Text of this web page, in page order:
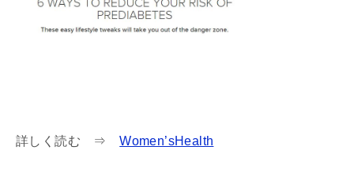
詳しく読む ⇒Women’sHealth